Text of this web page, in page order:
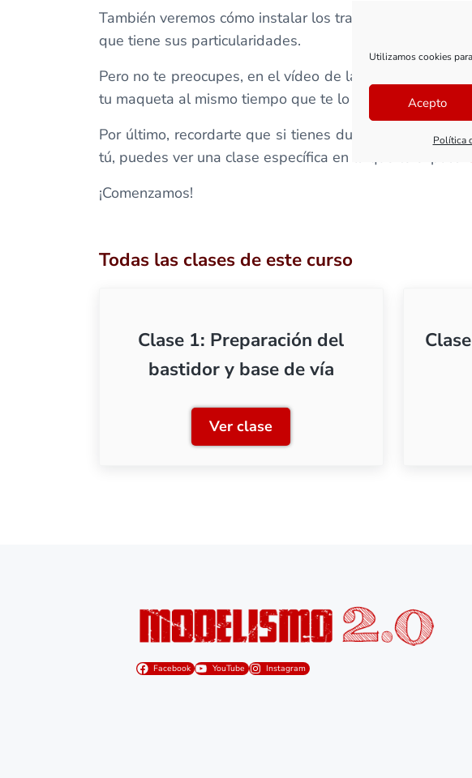
Utilizamos cookies
Acepto
Política
También veremos cómo instalar los tramos de vía
que tiene sus particularidades.
Pero no te preocupes, en el vídeo de la clase te
tu maqueta al mismo tiempo que te lo enseño.
Por último, recordarte que si tienes dudas en la
tú, puedes ver una clase específica en la que te explico
¡Comenzamos!
Todas las clases de este curso
Clase 1: Preparación del
bastidor y base de vía
Ver claseClase 1: Preparación del bastidor
Facebook YouTube Instagram